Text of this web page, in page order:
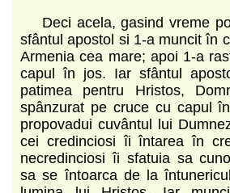
Deci acela, gasind vreme
sfântul apostol si 1-a muncit în
Armenia cea mare; apoi 1-a
capul în jos. Iar sfântul
patimea pentru Hristos,
spânzurat pe cruce cu capul
propovadui cuvântul lui
cei credinciosi îi întarea în
necredinciosi îi sfatuia sa
sa se întoarca de la